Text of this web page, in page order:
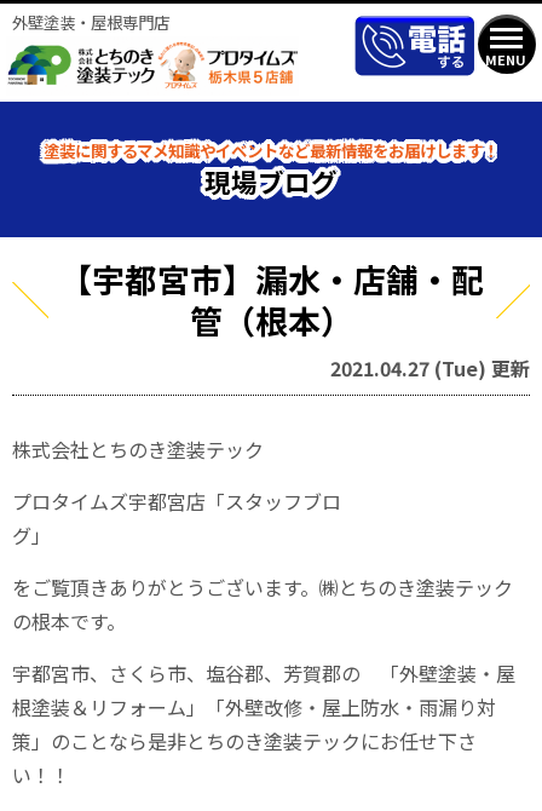
MENU
外壁塗装・屋根専門店
塗装に関するマメ知識やイベントなど最新情報をお届けします！
現場ブログ
【宇都宮市】漏水・店舗・配
管（根本）
2021.04.27 (Tue) 更新
株式会社とちのき塗装テック
プロタイムズ宇都宮店「スタッフブロ
グ
をご覧頂きありがとうございます。㈱とちのき塗装テック
の根本です。
宇都宮市、さくら市、塩谷郡、芳賀郡の 「外壁塗装・屋
根塗装＆リフォーム」「外壁改修・屋上防水・雨漏り対
策」のことなら是非とちのき塗装テックにお任せ下さ
い！！